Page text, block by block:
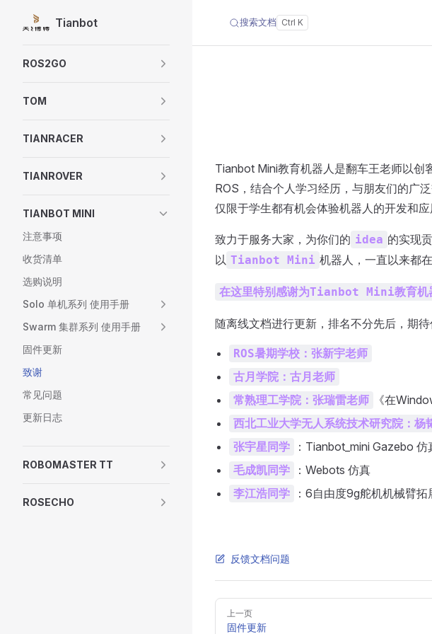
Skip to content
Tianbot 搜索文档
ROS2GO
TOM
TIANRACER
TIANROVER
TIANBOT MINI
注意事项
收货清单
选购说明
Solo 单机系列 使用手册
Swarm 集群系列 使用手册
固件更新
致谢
常见问题
更新日志
ROBOMASTER TT
ROSECHO
Tianbot Mini教育机器人是翻车王老师以创
ROS，结合个人学习经历，与朋友们的广
仅限于学生都有机会体验机器人的开发和应
致力于服务大家，为你们的 idea 的实现
以 Tianbot Mini 机器人，一直以来都
在这里特别感谢为Tianbot Mini教育机
随离线文档进行更新，排名不分先后，期待
ROS暑期学校：张新宇老师
古月学院：古月老师
常熟理工学院：张瑞雷老师
《在
西北工业大学无人系统技术研究院：杨
张宇星同学 ：Tianbot_mini Gazebo 仿
毛成凯同学 ：Webots 仿真
李江浩同学 ：6自由度9g舵机机械臂拓
反馈文档问题
Pager
上一页
固件更新